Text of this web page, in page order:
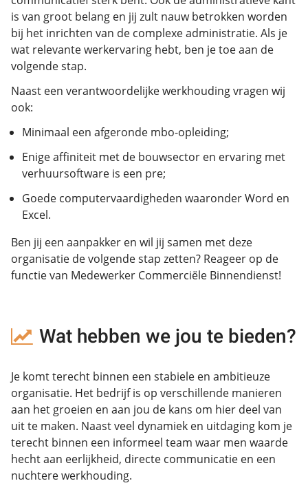
is van groot belang en jij zult nauw betrokken worden
bij het inrichten van de complexe administratie. Als je
wat relevante werkervaring hebt, ben je toe aan de
volgende stap.
Naast een verantwoordelijke werkhouding vragen wij
ook:
Minimaal een afgeronde mbo-opleiding;
Enige affiniteit met de bouwsector en ervaring met
verhuursoftware is een pre;
Goede computervaardigheden waaronder Word en
Excel.
Ben jij een aanpakker en wil jij samen met deze
organisatie de volgende stap zetten? Reageer op de
functie van Medewerker Commerciële Binnendienst!
Wat hebben we jou te bieden?
Je komt terecht binnen een stabiele en ambitieuze
organisatie. Het bedrijf is op verschillende manieren
aan het groeien en aan jou de kans om hier deel van
uit te maken. Naast veel dynamiek en uitdaging kom je
terecht binnen een informeel team waar men waarde
hecht aan eerlijkheid, directe communicatie en een
nuchtere werkhouding.